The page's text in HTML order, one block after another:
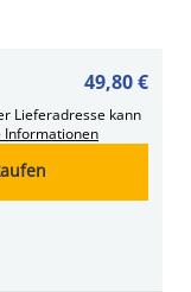
49,80 €
Lieferadresse kann
Informationen